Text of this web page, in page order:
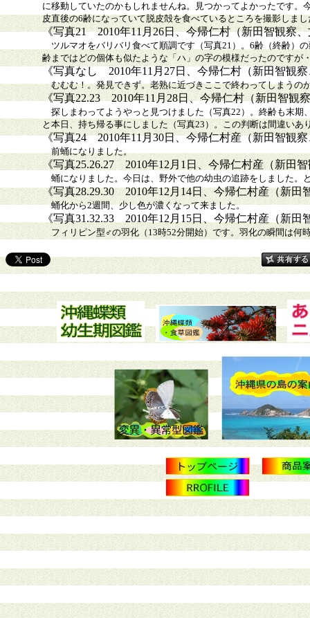
に移動していたのかもしれませんね。見つかってよかったです
皮直後の6齢になっていて脱皮殻を食べているところを撮影しま
《写真21 2010年11月26日、今帰仁村（新田智観察
ツルマオをバリバリ食べて順調です（写真21）。6齢（終齢）
齢まではどの個体も似たような「ハ」の字の模様だったのですが
《写真なし 2010年11月27日、今帰仁村（新田智観
むむむ！。発見できず。老熟に近づきここで終わってしまうの
《写真22.23 2010年11月28日、今帰仁村（新田智観
探しまわってようやっと見つけました（写真22）。終齢も末期
と本日、持ち帰る事にしました（写真23）。この判断は間違いあ
《写真24 2010年11月30日、今帰仁村産（新田智観
前蛹になりました。
《写真25.26.27 2010年12月1日、今帰仁村産（新田
蛹になりました。今日は、野外で他の幼虫の追跡をしました。
《写真28.29.30 2010年12月14日、今帰仁村産（新田
蛹化から2週間、少し色が濃くなって来ました。
《写真31.32.33 2010年12月15日、今帰仁村産（新田
フィリピン型♂の羽化（13時52分開始）です。羽化の瞬間は何